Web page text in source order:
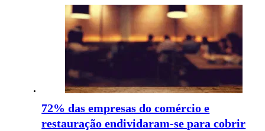
72% das empresas do comércio e
restauração endividaram-se para cobrir